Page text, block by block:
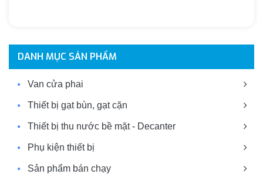
DANH MỤC SẢN PHẨM
Van cửa phai
Thiết bị gạt bùn, gạt cặn
Thiết bị thu nước bề mặt - Decanter
Phụ kiện thiết bị
Sản phẩm bán chạy